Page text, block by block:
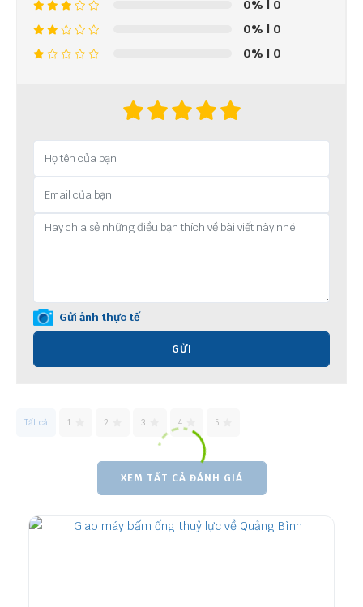
0% | 0
0% | 0
0% | 0
Gửi ảnh thực tế
GỬI
Tất cả 1 2 3 4 5
XEM TẤT CẢ ĐÁNH GIÁ